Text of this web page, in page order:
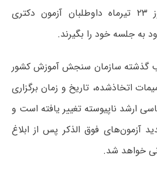
اعلام شده بود که امروز ۲۳ تیرماه داوطلبان آزمون دکتری
به جلسه خود را بگیرند.
گذشته سازمان سنجش آموزش کشور
اتخاذشده، تاریخ و زمان برگزاری
ارشد ناپیوسته تغییر یافته است و
آزمون‌های فوق الذکر پس از ابلاغ
خواهد شد.